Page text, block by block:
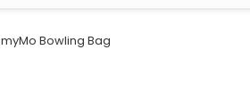
myMo Bowling Bag